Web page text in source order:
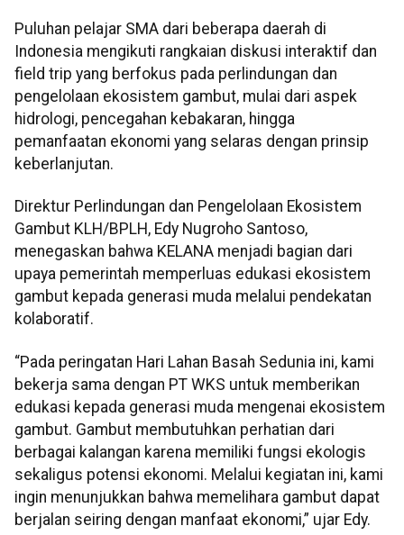
Puluhan pelajar SMA dari beberapa daerah di
Indonesia mengikuti rangkaian diskusi interaktif dan
field trip yang berfokus pada perlindungan dan
pengelolaan ekosistem gambut, mulai dari aspek
hidrologi, pencegahan kebakaran, hingga
pemanfaatan ekonomi yang selaras dengan prinsip
keberlanjutan.
Direktur Perlindungan dan Pengelolaan Ekosistem
Gambut KLH/BPLH, Edy Nugroho Santoso,
menegaskan bahwa KELANA menjadi bagian dari
upaya pemerintah memperluas edukasi ekosistem
gambut kepada generasi muda melalui pendekatan
kolaboratif.
“Pada peringatan Hari Lahan Basah Sedunia ini, kami
bekerja sama dengan PT WKS untuk memberikan
edukasi kepada generasi muda mengenai ekosistem
gambut. Gambut membutuhkan perhatian dari
berbagai kalangan karena memiliki fungsi ekologis
sekaligus potensi ekonomi. Melalui kegiatan ini, kami
ingin menunjukkan bahwa memelihara gambut dapat
berjalan seiring dengan manfaat ekonomi,” ujar Edy.